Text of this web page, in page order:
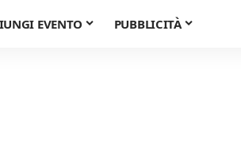
EVENTO PUBBLICITÀ